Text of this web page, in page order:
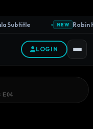
Subtitle NEW Robin
LOGIN
E04